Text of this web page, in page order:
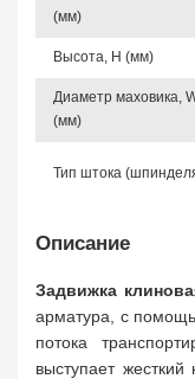
(мм)
Высота, Н (мм)
Диаметр маховика,
(мм)
Тип штока
Описание
Задвижка
арматура, с
потока
выступает